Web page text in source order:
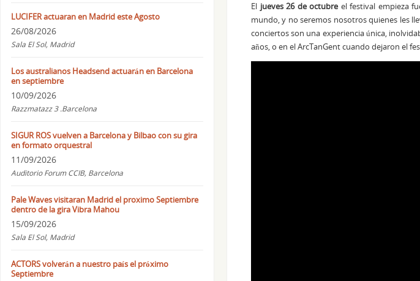
El jueves 26 de octubreel festival empieza
mundo, y no seremos nosotros quienes les
conciertos son una experiencia única,
años, o en el ArcTanGent cuando dejaron el
LUCIFER actuaran en Madrid este Agosto
26/08/2026
Sala El Sol, Madrid
Los australianos Headsend actuarán en Barcelona
en septiembre
10/09/2026
Razzmatazz 3 .Barcelona
SIGUR ROS vuelven a Barcelona y Bilbao con su gira
en formato orquestral
11/09/2026
Auditorio Forum CCIB, Barcelona
Pale Waves visitaran Madrid el proximo Septiembre
dentro de la gira Vibra Mahou
15/09/2026
Sala El Sol, Madrid
ACTORS volverán a nuestro país el próximo
Septiembre